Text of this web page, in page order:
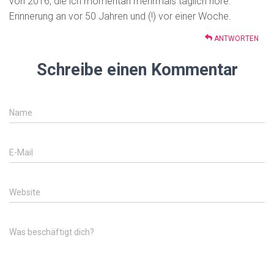
Erinnerung an vor 50 Jahren und (!) vor einer Woche.
ANTWORTEN
Schreibe einen Kommentar
Name
E-Mail
Website
Was beschäftigt dich?